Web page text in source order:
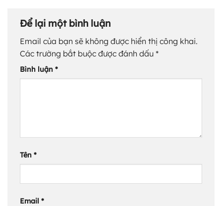
Để lại một bình luận
Email của bạn sẽ không được hiển thị công khai.
Các trường bắt buộc được đánh dấu *
Bình luận *
Tên *
Email *